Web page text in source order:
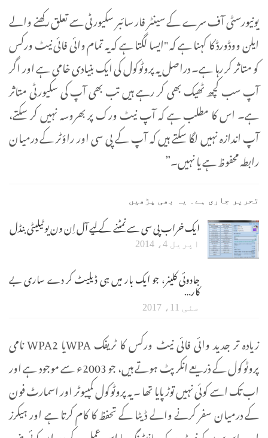
یونیورسٹی آف سرے کے سینٹر فار سائبر سکیورٹی سے تعلق رکھنے والے
ایلن ووڈورڈ کا کہنا ہے کہ "ایسا لگتا ہے کہ یہ تمام وائی فائی نیٹ ورکس
کو متاثر کر رہا ہے۔ دراصل یہ پروٹوکول کی ایک بنیادی خامی ہے اور اگر
آپ سب کچھ ٹھیک بھی کر رہے ہیں تب بھی آپ کی سکیورٹی متاثر
ہے۔ اس کا مطلب ہے کہ آپ نیٹ ورک پر بھروسہ نہیں کر سکتے،
آپ اندازہ نہیں لگا سکتے ہیں کہ آپ کے پی سی اور راؤٹر کے درمیان
رابطہ محفوظ ہے یا نہیں۔”
تحریر جاری ہے۔ یہ بھی پڑھیں
ایک خراب پی سی سے نمٹنے کے لیے آل اِن ون یوٹیلیٹی بنڈل
اپریل 4، 2014
جادوئی کلینر، جو ایک بار میں ہی ڈیلیٹ کر دے ساری بے
کار…
مئی 11، 2017
زیادہ تر جدید وائی فائی نیٹ ورکس کا ٹریفک WPAیا WPA2 نامی
پروٹوکول کے ذریعے انکرپٹ ہوتے ہیں، جو 2003ء سے موجود ہے اور
اب تک اسے کوئی نہیں توڑ پایا تھا ۔ یہ پروٹوکول کمپیوٹر اور اسمارٹ فون
کے درمیان سفر کرنے والے ڈیٹا کے تحفظ کا کام کرتا ہے اور ہیکرز